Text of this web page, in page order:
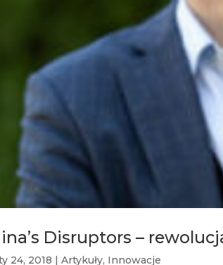
Disruptors –
24, 2018 |Artykuły, Innowacje